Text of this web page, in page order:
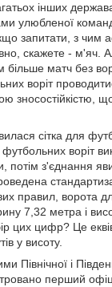
інших
улюбленої
запитати, з чим
скажете - м'яч.
матч без
воріт
зносостійкістю,
сітка для
футбольних воріт
потім з'єднання
правил, ворота
7,32 метра і
цих цифр? Це
у висоту.
Північної і
перший